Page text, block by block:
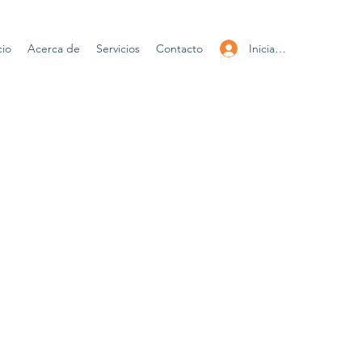
Iniciar sesión
Acerca de Servicios Contacto